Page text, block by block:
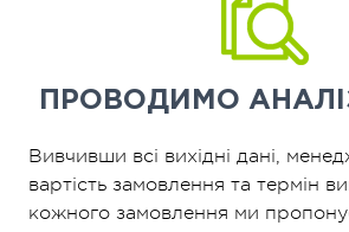
ПРОВОДИМО
Вивчивши всі вихідні дані,
вартість замовлення та термін
кожного замовлення ми